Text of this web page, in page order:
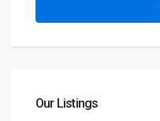
Our Listings